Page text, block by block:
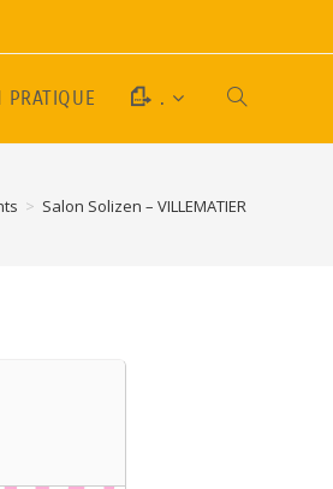
PRATIQUE .
> Salon Solizen – VILLEMATIER